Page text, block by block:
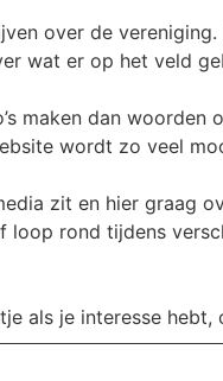
over de
wat er op het veld
maken dan
wordt zo veel
zit en hier graag
loop rond tijdens
als je interesse hebt,